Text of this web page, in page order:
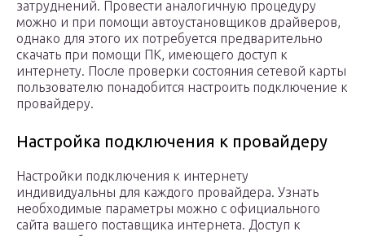
затруднений. Провести аналогичную процедуру
можно и при помощи автоустановщиков драйверов,
однако для этого их потребуется предварительно
скачать при помощи ПК, имеющего доступ к
интернету. После проверки состояния сетевой карты
пользователю понадобится настроить подключение к
провайдеру.
Настройка подключения к провайдеру
Настройки подключения к интернету
индивидуальны для каждого провайдера. Узнать
необходимые параметры можно с официального
сайта вашего поставщика интернета. Доступ к